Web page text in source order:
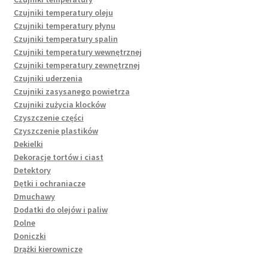
Czujniki temperatury oleju
Czujniki temperatury płynu
Czujniki temperatury spalin
Czujniki temperatury wewnętrznej
Czujniki temperatury zewnętrznej
Czujniki uderzenia
Czujniki zasysanego powietrza
Czujniki zużycia klocków
Czyszczenie części
Czyszczenie plastików
Dekielki
Dekoracje tortów i ciast
Detektory
Dętki i ochraniacze
Dmuchawy
Dodatki do olejów i paliw
Dolne
Doniczki
Drążki kierownicze